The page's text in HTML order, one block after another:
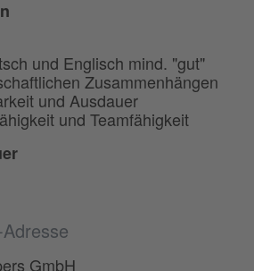
und Englisch mind. "gut"
Zusammenhängen
und Ausdauer
und Teamfähigkeit
GmbH